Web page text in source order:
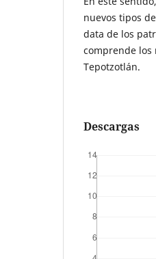
nuevos tipos
data de los
comprende
Tepotzotlán.
Descargas